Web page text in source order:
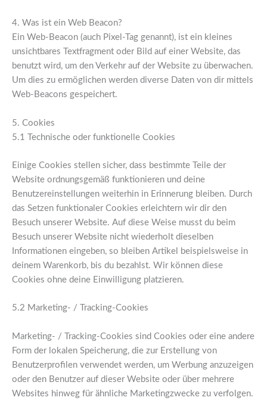
4. Was ist ein Web Beacon?
Ein Web-Beacon (auch Pixel-Tag genannt), ist ein kleines
unsichtbares Textfragment oder Bild auf einer Website, das
benutzt wird, um den Verkehr auf der Website zu überwachen.
Um dies zu ermöglichen werden diverse Daten von dir mittels
Web-Beacons gespeichert.
5. Cookies
5.1 Technische oder funktionelle Cookies
Einige Cookies stellen sicher, dass bestimmte Teile der
Website ordnungsgemäß funktionieren und deine
Benutzereinstellungen weiterhin in Erinnerung bleiben. Durch
das Setzen funktionaler Cookies erleichtern wir dir den
Besuch unserer Website. Auf diese Weise musst du beim
Besuch unserer Website nicht wiederholt dieselben
Informationen eingeben, so bleiben Artikel beispielsweise in
deinem Warenkorb, bis du bezahlst. Wir können diese
Cookies ohne deine Einwilligung platzieren.
5.2 Marketing- / Tracking-Cookies
Marketing- / Tracking-Cookies sind Cookies oder eine andere
Form der lokalen Speicherung, die zur Erstellung von
Benutzerprofilen verwendet werden, um Werbung anzuzeigen
oder den Benutzer auf dieser Website oder über mehrere
Websites hinweg für ähnliche Marketingzwecke zu verfolgen.